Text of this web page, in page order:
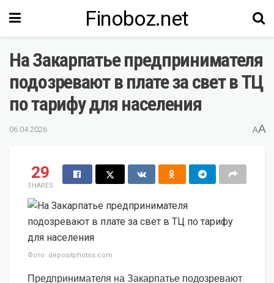
Finoboz.net
На Закарпатье предпринимателя
подозревают в плате за свет в ТЦ
по тарифу для населения
06.04.2026 AA
29
SHARES
Фото: depositphotos.com
Предпринимателя на Закарпатье подозревают